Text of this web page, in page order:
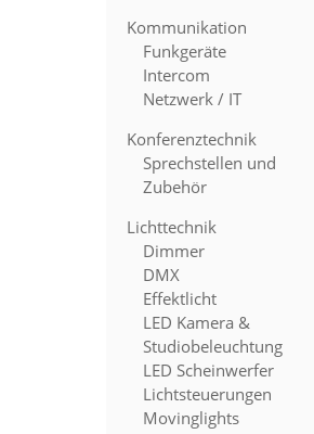
Kommunikation
Funkgeräte
Intercom
Netzwerk / IT
Konferenztechnik
Sprechstellen und
Zubehör
Lichttechnik
Dimmer
DMX
Effektlicht
LED Kamera &
Studiobeleuchtung
LED Scheinwerfer
Lichtsteuerungen
Movinglights